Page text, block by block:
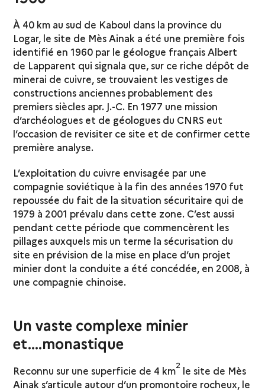
À 40 km au sud de Kaboul dans la province du
Logar, le site de Mès Ainak a été une première fois
identifié en 1960 par le géologue français Albert
de Lapparent qui signala que, sur ce riche dépôt de
minerai de cuivre, se trouvaient les vestiges de
constructions anciennes probablement des
premiers siècles apr. J.-C. En 1977 une mission
d’archéologues et de géologues du CNRS eut
l’occasion de revisiter ce site et de confirmer cette
première analyse.
L’exploitation du cuivre envisagée par une
compagnie soviétique à la fin des années 1970 fut
repoussée du fait de la situation sécuritaire qui de
1979 à 2001 prévalu dans cette zone. C’est aussi
pendant cette période que commencèrent les
pillages auxquels mis un terme la sécurisation du
site en prévision de la mise en place d’un projet
minier dont la conduite a été concédée, en 2008, à
une compagnie chinoise.
Un vaste complexe minier
et….monastique
Reconnu sur une superficie de 4 km2 le site de Mès
Ainak s’articule autour d’un promontoire rocheux, le